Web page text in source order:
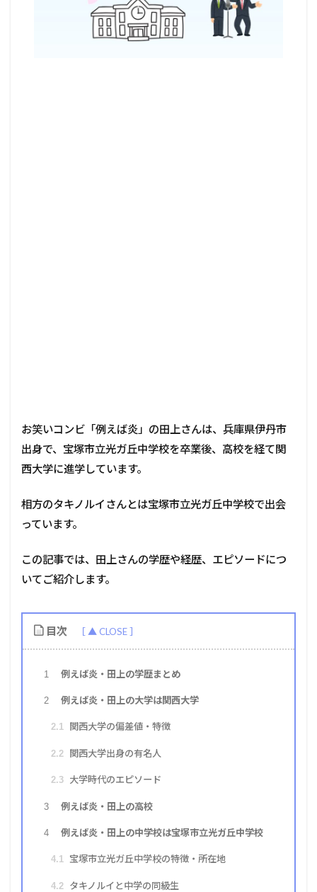
お笑いコンビ「例えば炎」の田上さんは、兵庫県伊丹市
出身で、宝塚市立光ガ丘中学校を卒業後、高校を経て関
西大学に進学しています。
相方のタキノルイさんとは宝塚市立光ガ丘中学校で出会
っています。
この記事では、田上さんの学歴や経歴、エピソードにつ
いてご紹介します。
目次
1 例えば炎・田上の学歴まとめ
2 例えば炎・田上の大学は関西大学
2.1 関西大学の偏差値・特徴
2.2 関西大学出身の有名人
2.3 大学時代のエピソード
3 例えば炎・田上の高校
4 例えば炎・田上の中学校は宝塚市立光ガ丘中学校
4.1 宝塚市立光ガ丘中学校の特徴・所在地
4.2 タキノルイと中学の同級生